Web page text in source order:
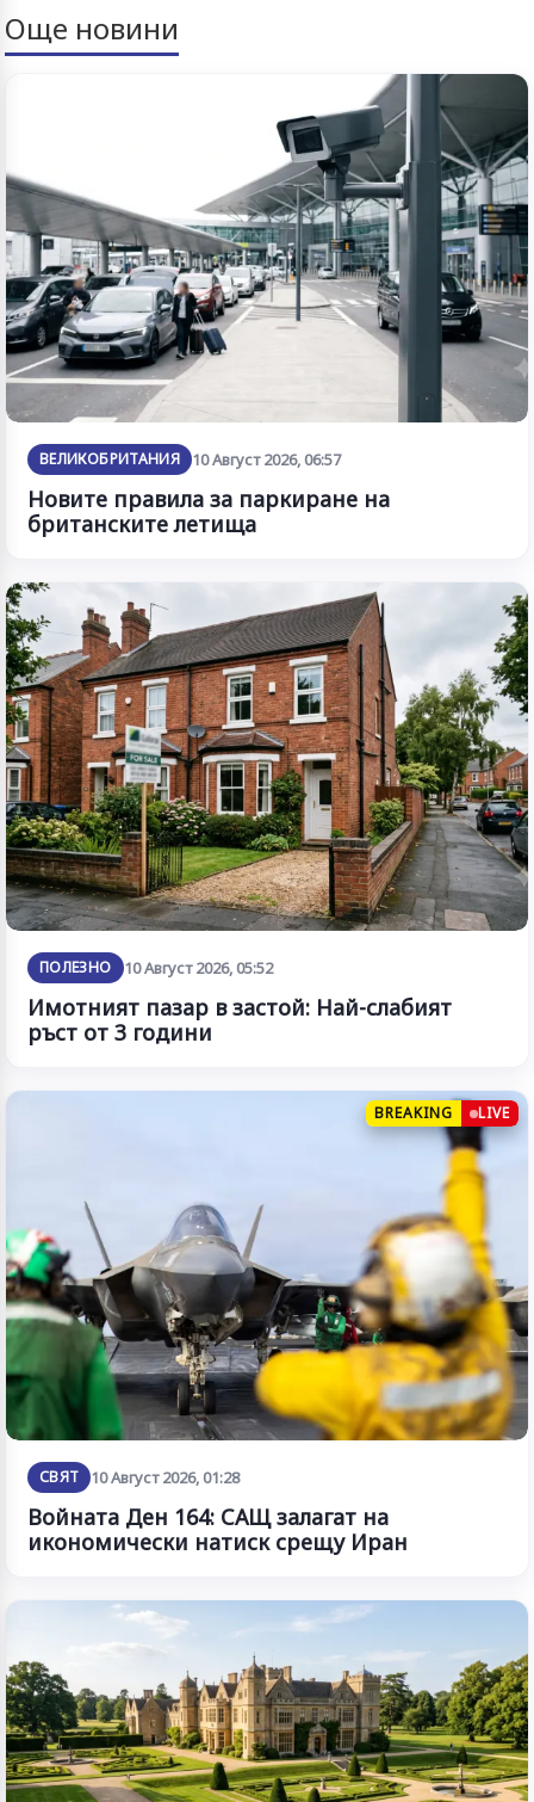
Още новини
ВЕЛИКОБРИТАНИЯ 10 Август 2026, 06:57
Новите правила за паркиране на
британските летища
ПОЛЕЗНО 10 Август 2026, 05:52
Имотният пазар в застой: Най-слабият
ръст от 3 години
BREAKING LIVE
СВЯТ 10 Август 2026, 01:28
Войната Ден 164: САЩ залагат на
икономически натиск срещу Иран